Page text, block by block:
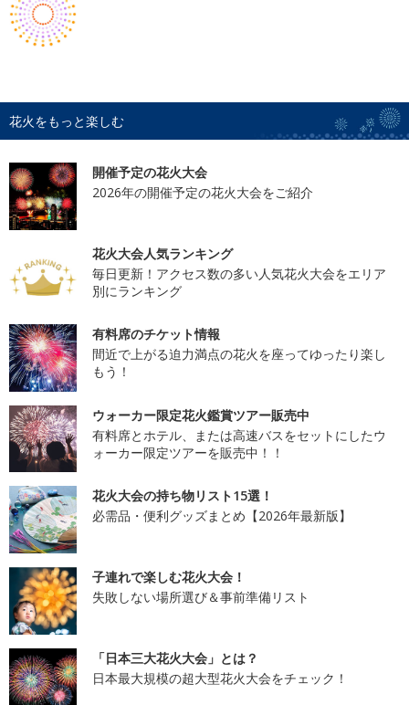
花火をもっと楽しむ
開催予定の花火大会
2026年の開催予定の花火大会をご紹介
花火大会人気ランキング
毎日更新！アクセス数の多い人気花火大会をエリア
別にランキング
有料席のチケット情報
間近で上がる迫力満点の花火を座ってゆったり楽し
もう！
ウォーカー限定花火鑑賞ツアー販売中
有料席とホテル、または高速バスをセットにしたウ
ォーカー限定ツアーを販売中！！
花火大会の持ち物リスト15選！
必需品・便利グッズまとめ【2026年最新版】
子連れで楽しむ花火大会！
失敗しない場所選び＆事前準備リスト
「日本三大花火大会」とは？
日本最大規模の超大型花火大会をチェック！